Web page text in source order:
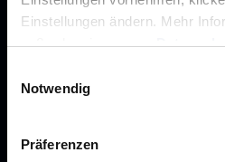
Einstellungen ändern. Mehr
außerdem in unserer
Notwendig
Präferenzen